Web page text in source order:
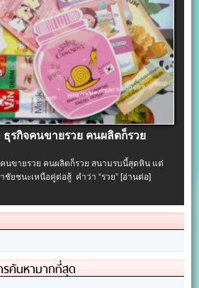
ธุรกิจคนขายรวย คนผลิตก็รวย
คนขายรวย คนผลิตก็รวย สนามรบนี้สุดหิน แต่
ชัยชนะเหนือคู่ต่อสู้ คำว่า “รวย”[อ่านต่อ]
รค้นหามากที่สุด